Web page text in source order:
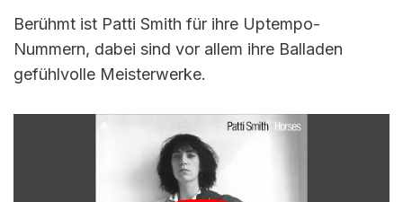
Berühmt ist Patti Smith für ihre Uptempo-
Nummern, dabei sind vor allem ihre Balladen
gefühlvolle Meisterwerke.